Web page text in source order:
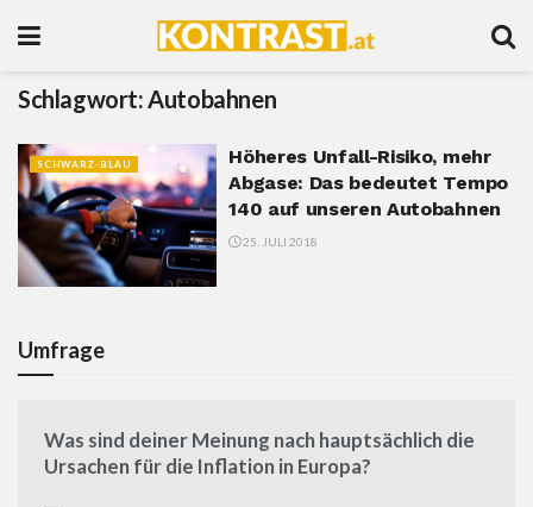
Schlagwort:Autobahnen
SCHWARZ-BLAU
Höheres Unfall-Risiko, mehr
Abgase: Das bedeutet Tempo
140 auf unseren Autobahnen
25. JULI 2018
Umfrage
Was sind deiner Meinung nach hauptsächlich die
Ursachen für die Inflation in Europa?